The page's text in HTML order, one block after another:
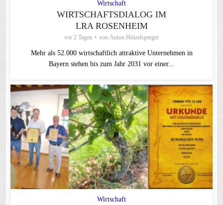
Wirtschaft
WIRTSCHAFTSDIALOG IM
LRA ROSENHEIM
vor 2 Tagen von Anton Hötzelsperger
Mehr als 52.000 wirtschaftlich attraktive Unternehmen in
Bayern stehen bis zum Jahr 2031 vor einer...
Wirtschaft